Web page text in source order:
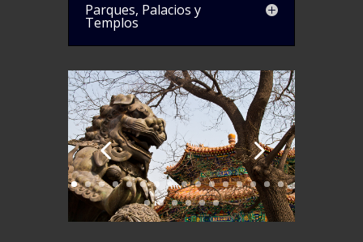
Parques, Palacios y
Templos